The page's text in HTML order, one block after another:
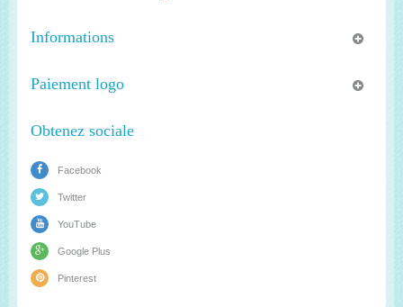
Informations
Paiement logo
Obtenez sociale
Facebook
Twitter
YouTube
Google Plus
Pinterest